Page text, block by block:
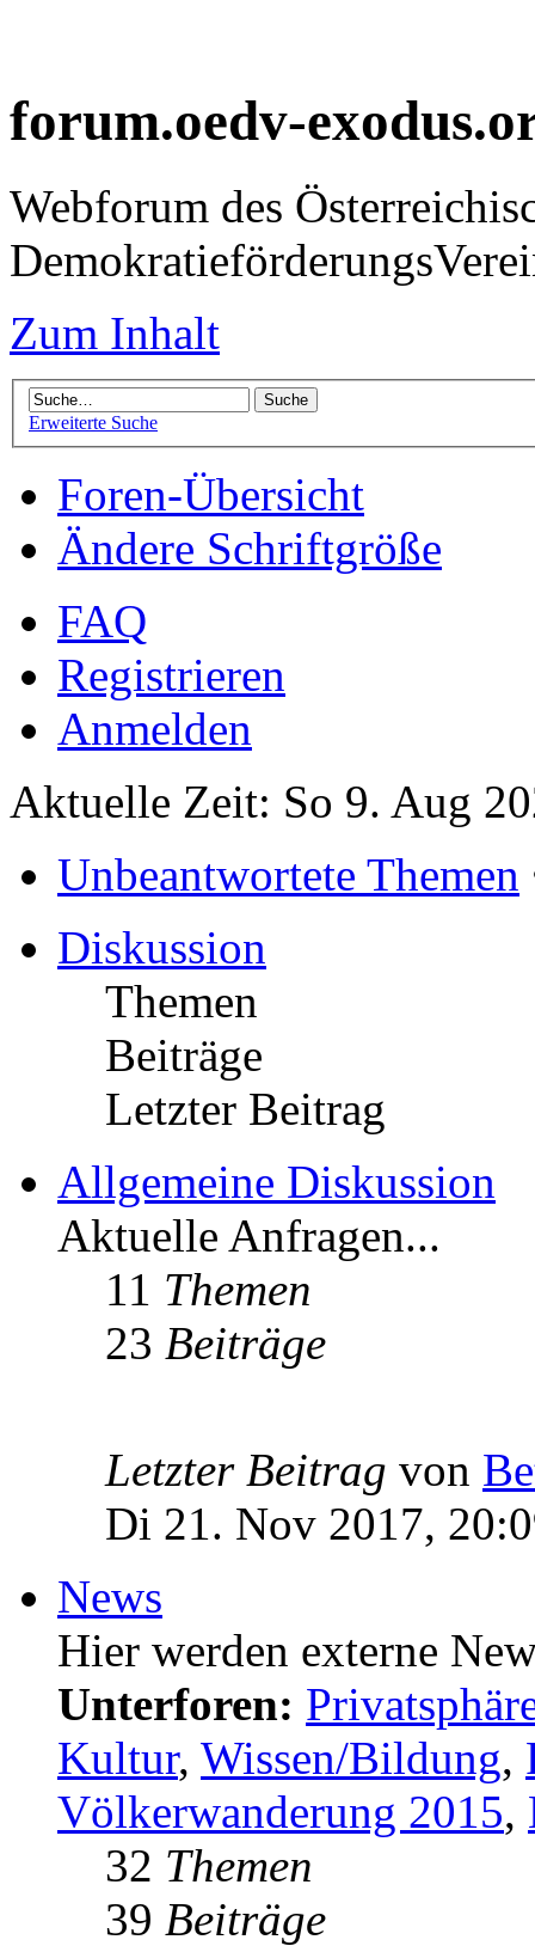
forum.oedv-
Webforum des
Zum Inhalt
Erweiterte Suche
Foren-Übersicht
Ändere Schriftgröße
FAQ
Registrieren
Anmelden
Aktuelle Zeit: So 9. Aug
Unbeantwortete Themen
Diskussion
Themen
Beiträge
Letzter Beitrag
Allgemeine Diskussion
Aktuelle Anfragen...
11 Themen
23 Beiträge
Letzter Beitrag von
Di 21. Nov 2017,
News
Hier werden externe
Unterforen:
Kultur, Wissen/Bildung,
Völkerwanderung 2015,
32 Themen
39 Beiträge